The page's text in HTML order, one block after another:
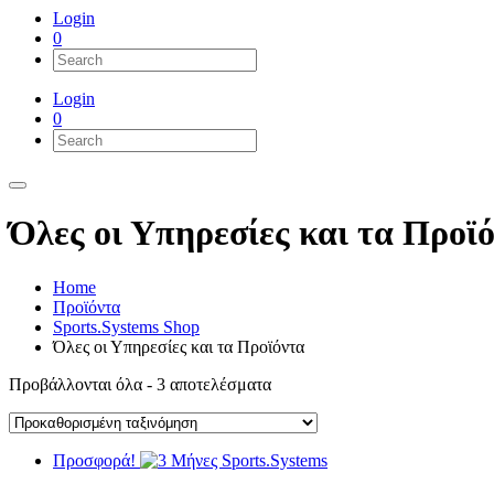
Login
0
Login
0
Όλες οι Υπηρεσίες και τα
Home
Προϊόντα
Sports.Systems Shop
Όλες οι Υπηρεσίες και τα Προϊόντα
Προβάλλονται όλα - 3 αποτελέσματα
Προσφορά!